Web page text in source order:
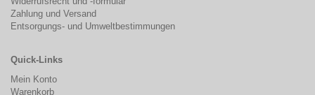
Zahlung und Versand
Entsorgungs- und Umweltbestimmungen
Quick-Links
Mein Konto
Warenkorb